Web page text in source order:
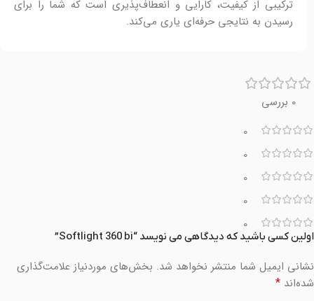
ترکیبی از کیفیت، کارایی و انعطاف‌پذیری است که شما را برای
رسیدن به نتایجی حرفه‌ای یاری می‌کند.
0 بررسی
0
0
0
0
0
اولین کسی باشید که دیدگاهی می نویسد “Softlight 360 bi”
نشانی ایمیل شما منتشر نخواهد شد. بخش‌های موردنیاز علامت‌گذاری
شده‌اند *